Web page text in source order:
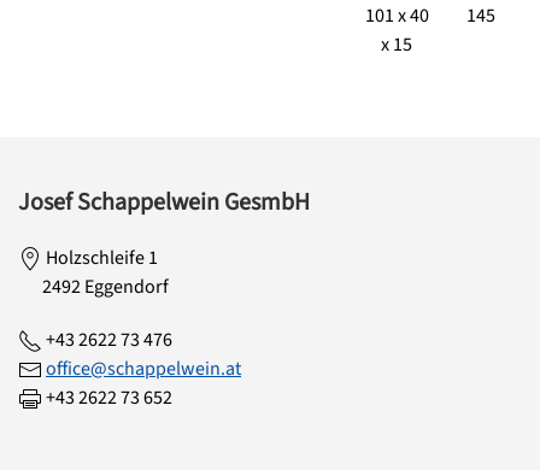
101 x 40
x 15
145
Josef Schappelwein GesmbH
Holzschleife 1
2492 Eggendorf
+43 2622 73 476
office@schappelwein.at
+43 2622 73 652